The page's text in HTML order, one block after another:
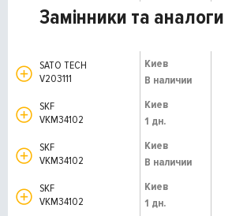
Замінники та аналоги
SATO TECH
V203111
Киев
В наличии
SKF
VKM34102
Киев
1 дн.
SKF
VKM34102
Киев
В наличии
SKF
VKM34102
Киев
1 дн.